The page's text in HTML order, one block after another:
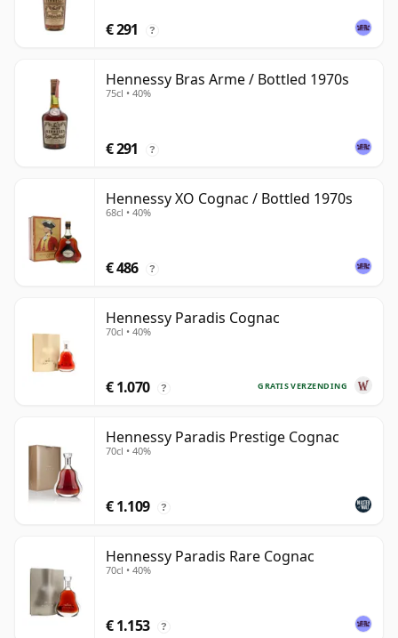
€ 291 ?
Hennessy Bras Arme / Bottled 1970s
75cl • 40%
€ 291 ?
Hennessy XO Cognac / Bottled 1970s
68cl • 40%
€ 486 ?
Hennessy Paradis Cognac
70cl • 40%
GRATIS VERZENDING
€ 1.070 ?
Hennessy Paradis Prestige Cognac
70cl • 40%
€ 1.109 ?
Hennessy Paradis Rare Cognac
70cl • 40%
€ 1.153 ?